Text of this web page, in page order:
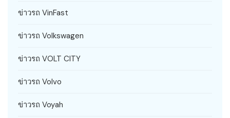
ข่าวรถ VinFast
ข่าวรถ Volkswagen
ข่าวรถ VOLT CITY
ข่าวรถ Volvo
ข่าวรถ Voyah